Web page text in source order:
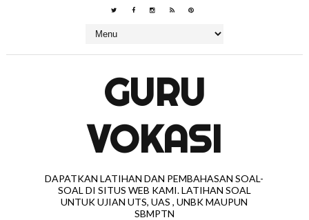
GURU
VOKASI
DAPATKAN LATIHAN DAN PEMBAHASAN SOAL-
SOAL DI SITUS WEB KAMI. LATIHAN SOAL
UNTUK UJIAN UTS, UAS , UNBK MAUPUN
SBMPTN